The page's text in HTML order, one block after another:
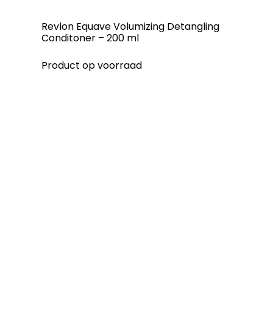
Revlon Equave Volumizing Detangling
Conditoner – 200 ml
Product op voorraad